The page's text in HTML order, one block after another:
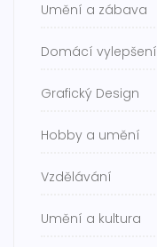
Umění a zábava
Domácí vylepšení
Grafický Design
Hobby a umění
Vzdělávání
Umění a kultura